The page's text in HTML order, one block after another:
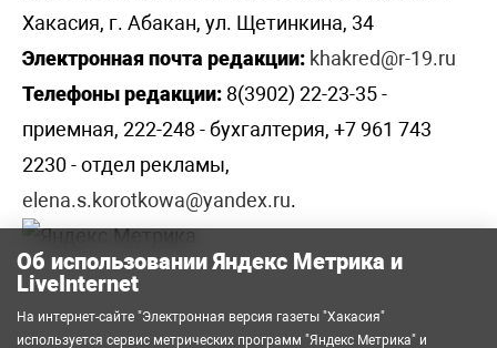
Хакасия, г. Абакан, ул. Щетинкина, 34
Электронная почта редакции: khakred@r-19.ru
Телефоны редакции: 8(3902) 22-23-35 -
приемная, 222-248 - бухгалтерия, +7 961 743
2230 - отдел рекламы,
elena.s.korotkowa@yandex.ru.
Об использовании Яндекс Метрика и
LiveInternet
На интернет-сайте "Электронная версия газеты "Хакасия"
используется сервис метрических программ "Яндекс Метрика" и